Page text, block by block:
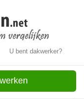
U bent dakwerker?